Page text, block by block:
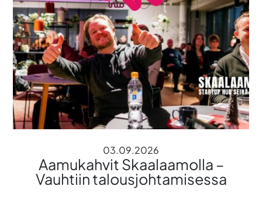
03.09.2026
Aamukahvit Skaalaamolla –
Vauhtiin talousjohtamisessa